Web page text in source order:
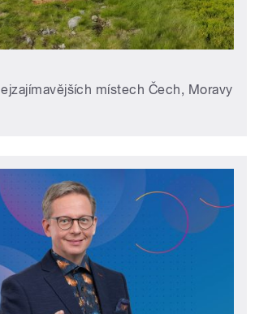
místech Čech, Moravy